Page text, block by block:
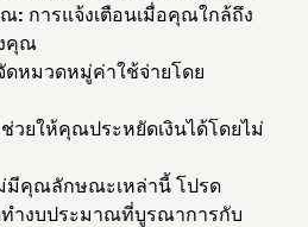
ณ: การแจ้งเตือนเมื่อคุณใกล้ถึง
คุณ
ดหมวดหมู่ค่าใช้จ่ายโดย
วยให้คุณประหยัดเงินได้โดยไม่
คุณลักษณะเหล่านี้ โปรด
ำงบประมาณที่บูรณาการกับ